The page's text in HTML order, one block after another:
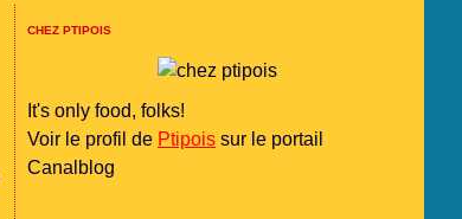
CHEZ PTIPOIS
It's only food, folks!
Voir le profil de Ptipois sur le portail
Canalblog